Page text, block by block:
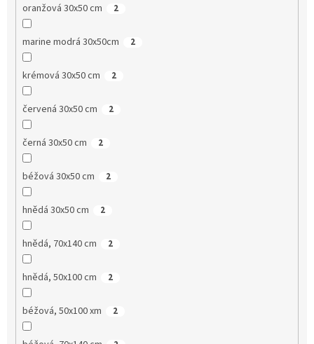
oranžová 30x50 cm 2
marine modrá 30x50cm 2
krémová 30x50 cm 2
červená 30x50 cm 2
černá 30x50 cm 2
béžová 30x50 cm 2
hnědá 30x50 cm 2
hnědá, 70x140 cm 2
hnědá, 50x100 cm 2
béžová, 50x100 xm 2